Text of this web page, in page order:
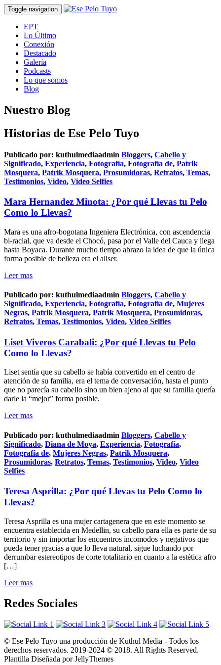
Toggle navigation
EPT
Lo Último
Conexión
Destacado
Galería
Podcasts
Lo que somos
Blog
Nuestro Blog
Historias de Ese Pelo Tuyo
Publicado por: kuthulmediaadmin Bloggers, Cabello y
Significado, Experiencia, Fotografía, Fotografía de, Patrik
Mosquera, Patrik Mosquera, Prosumidoras, Retratos, Temas,
Testimonios, Video, Video Selfies
Mara Hernandez Minota: ¿Por qué Llevas tu Pelo
Como lo Llevas?
Mara es una afro-bogotana Ingeniera Electrónica, con ascendencia
bi-racial, que va desde el Chocó, pasa por el Valle del Cauca y llega
hasta Boyaca. Durante mucho tiempo abrazo la idea de que la única
forma posible de belleza era el aliser.
Leer mas
Publicado por: kuthulmediaadmin Bloggers, Cabello y
Significado, Experiencia, Fotografía, Fotografía de, Mujeres
Negras, Patrik Mosquera, Patrik Mosquera, Prosumidoras,
Retratos, Temas, Testimonios, Video, Video Selfies
Liset Viveros Carabali: ¿Por qué Llevas tu Pelo
Como lo Llevas?
Liset sentía que su cabello se había convertido en el centro de
atención de su familia, era el tema de conversación, hasta el punto
que no parecía su cabello sino un bien ajeno al que su familia quería
darle la “mejor” forma posible.
Leer mas
Publicado por: kuthulmediaadmin Bloggers, Cabello y
Significado, Diana de Moya, Experiencia, Fotografía,
Fotografía de, Mujeres Negras, Patrik Mosquera,
Prosumidoras, Retratos, Temas, Testimonios, Video, Video
Selfies
Teresa Asprilla: ¿Por qué Llevas tu Pelo Como lo
Llevas?
Teresa Asprilla es una mujer cartagenera que en este momento se
encuentra establecida en Medellin, su cabello para ella es parte de su
territorio y sin importar los encuentros incomodos y negativos que
pueda tener gracias a que lo lleva natural, sigue luchando por
derrumbar estereotipos de corte totalitario en cuanto a la estética afro
[…]
Leer mas
Redes Sociales
© Ese Pelo Tuyo una producción de Kuthul Media - Todos los
derechos reservados. 2019-2024 © 2018. All Rights Reserved.
Plantilla Diseñada por JellyThemes